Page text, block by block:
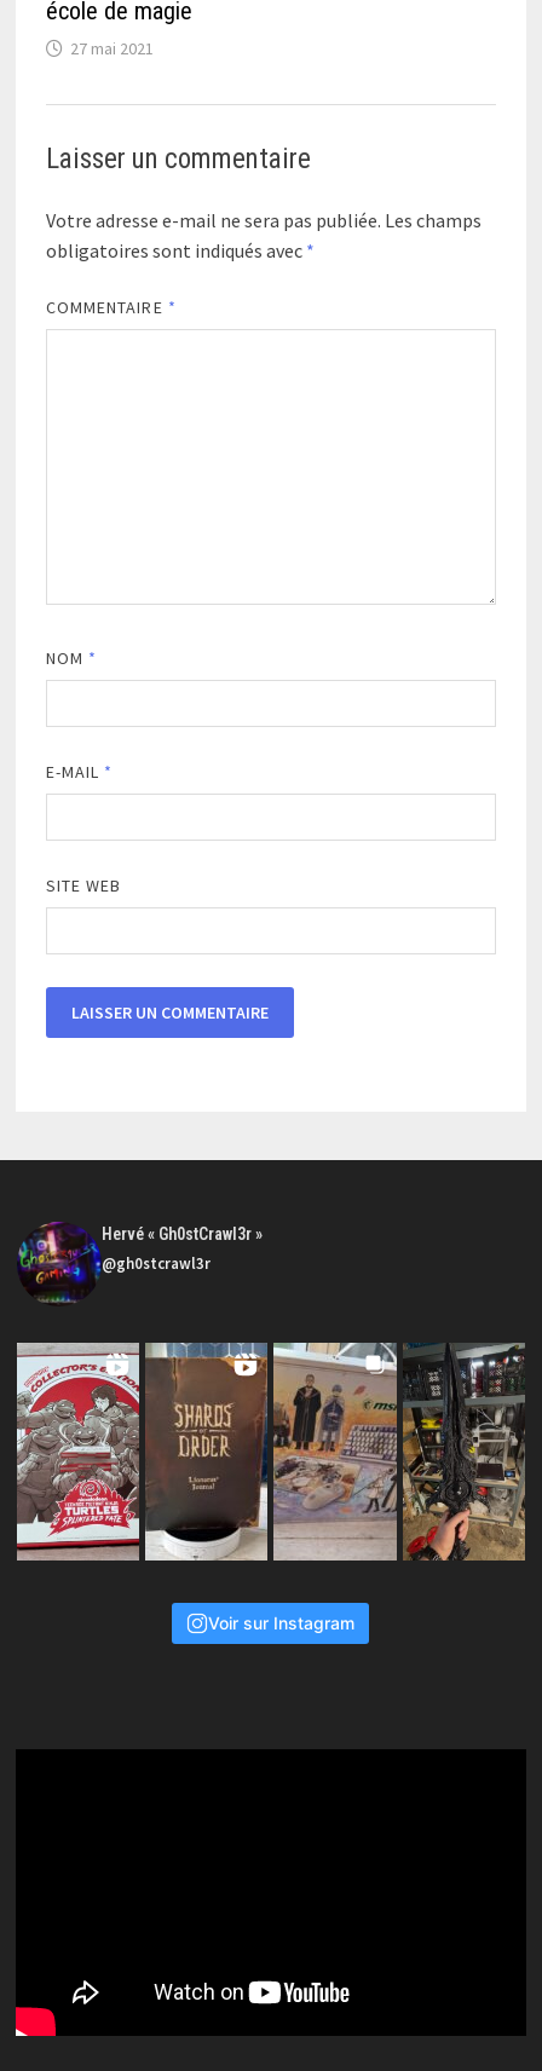
école de magie
27 mai 2021
Laisser un commentaire
Votre adresse e-mail ne sera pas publiée. Les champs
obligatoires sont indiqués avec *
COMMENTAIRE *
NOM *
E-MAIL *
SITE WEB
Hervé « Gh0stCrawl3r »
@gh0stcrawl3r
Voir sur Instagram